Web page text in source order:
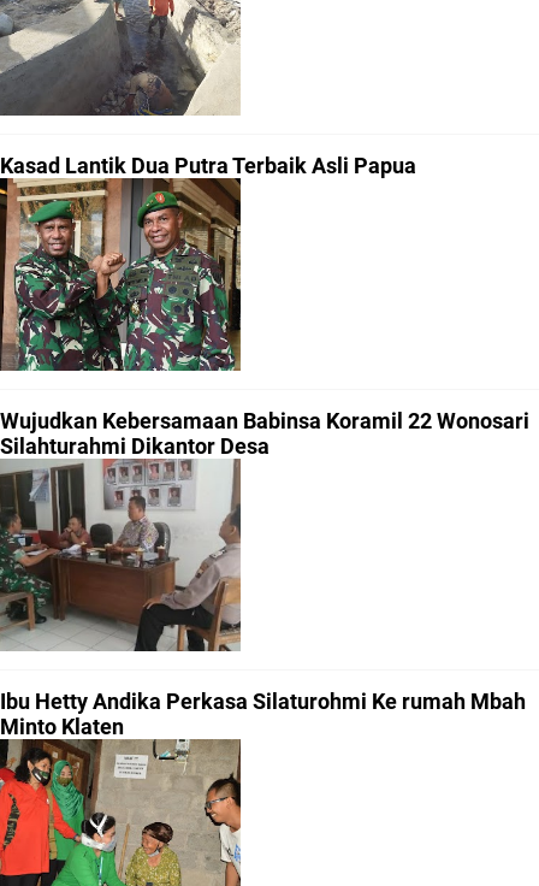
Kasad Lantik Dua Putra Terbaik Asli Papua
Wujudkan Kebersamaan Babinsa Koramil 22 Wonosari
Silahturahmi Dikantor Desa
Ibu Hetty Andika Perkasa Silaturohmi Ke rumah Mbah
Minto Klaten